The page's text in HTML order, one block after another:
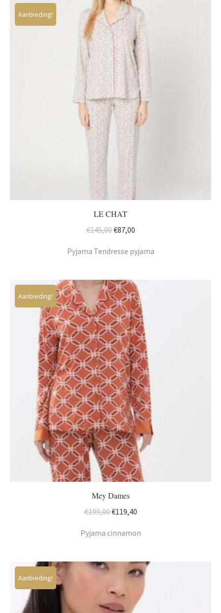
Aanbieding!
LE CHAT
€145,00Oorspronkelijke
was:
€87,00Huidige
is:
Pyjama Tendresse pyjama
Aanbieding!
Mey Dames
€199,00Oorspronkelijke
was:
€119,40Huidige
is:
Pyjama cinnamon
Aanbieding!